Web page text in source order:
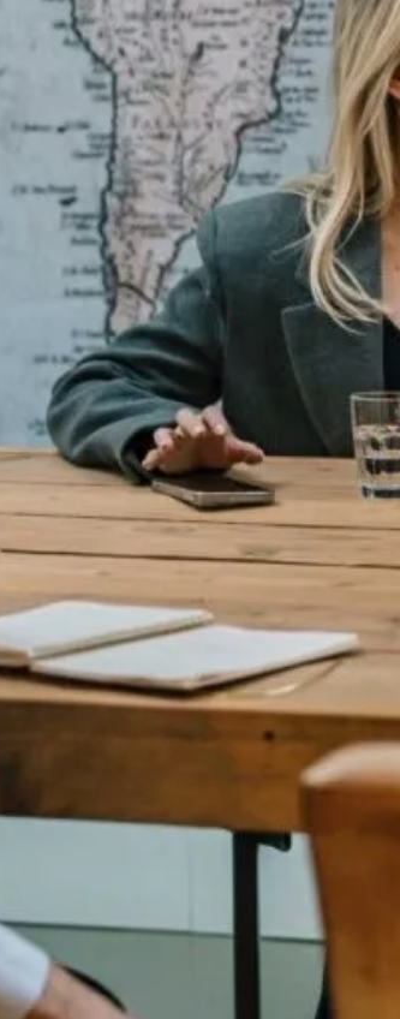
De startersvrijstelling van de
Dit betekent dat jonge huizenkopers
de woningprijs onder deze grens blijft.
woning te kopen, ondanks de hoge
verandert het maximale aftrektarief voor
37,48%. Dit kan een kleine
valt.
zonder hypotheek, wordt verder
dat woningeigenaren zonder (of
een lichte stijging naar €1.330.000
van het eigenwoningforfait 0,35%.
meeste huizenbezitters niet zal stijgen.
dit percentage voorlopig hetzelfde
doel hiervan is om de woningmarkt
minder te ontmoedigen.